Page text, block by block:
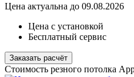
Цена актуальна до 09.08.2026
Цена с установкой
Бесплатный сервис
Заказать расчёт
Стоимость резного потолка